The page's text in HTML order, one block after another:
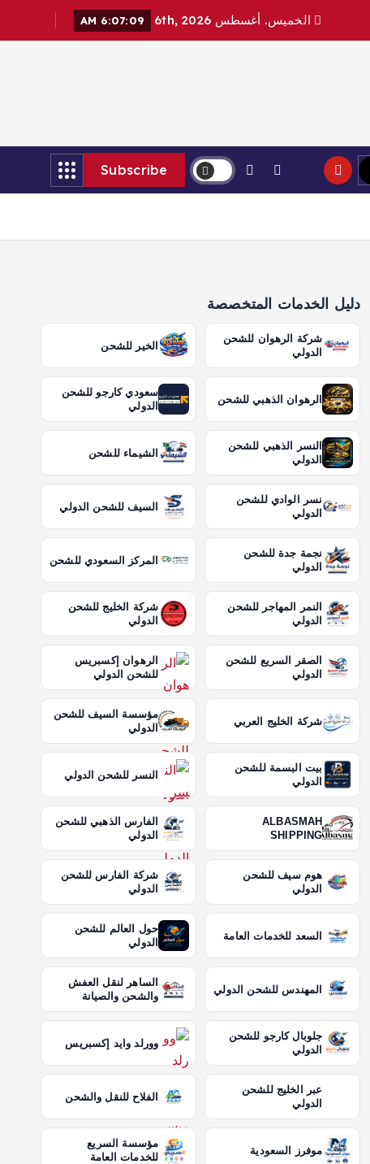
الخميس. أغسطس 6th, 2026 6:07:11 AM
Subscribe
دليل الخدمات المتخصصة
شركة الرهوان للشحن
الدولي
الخير للشحن
الرهوان الذهبي للشحن
سعودي كارجو للشحن
الدولي
النسر الذهبي للشحن
الدولي
الشيماء للشحن
نسر الوادي للشحن
الدولي
السيف للشحن الدولي
نجمة جدة للشحن
الدولي
المركز السعودي للشحن
النمر المهاجر للشحن
الدولي
شركة الخليج للشحن
الدولي
الصقر السريع للشحن
الدولي
الرهوان إكسبريس
للشحن الدولي
شركة الخليج العربي
مؤسسة السيف للشحن
الدولي
بيت البسمة للشحن
الدولي
النسر للشحن الدولي
ALBASMAH
SHIPPING
الفارس الذهبي للشحن
الدولي
هوم سيف للشحن
الدولي
شركة الفارس للشحن
الدولي
السعد للخدمات العامة
حول العالم للشحن
الدولي
المهندس للشحن الدولي
الساهر لنقل العفش
والشحن والصيانة
جلوبال كارجو للشحن
الدولي
وورلد وايد إكسبريس
عبر الخليج للشحن
الدولي
الفلاح للنقل والشحن
موفرز السعودية
مؤسسة السريع
للخدمات العامة